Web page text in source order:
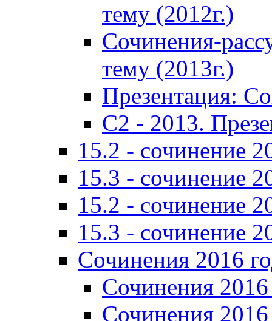
тему (2012г.)
Сочинения-
тему (2013г.)
Презентация:
C2 - 2013.
15.2 - сочинение
15.3 - сочинение
15.2 - сочинение
15.3 - сочинение
Сочинения 2016
Сочинения
Сочинения